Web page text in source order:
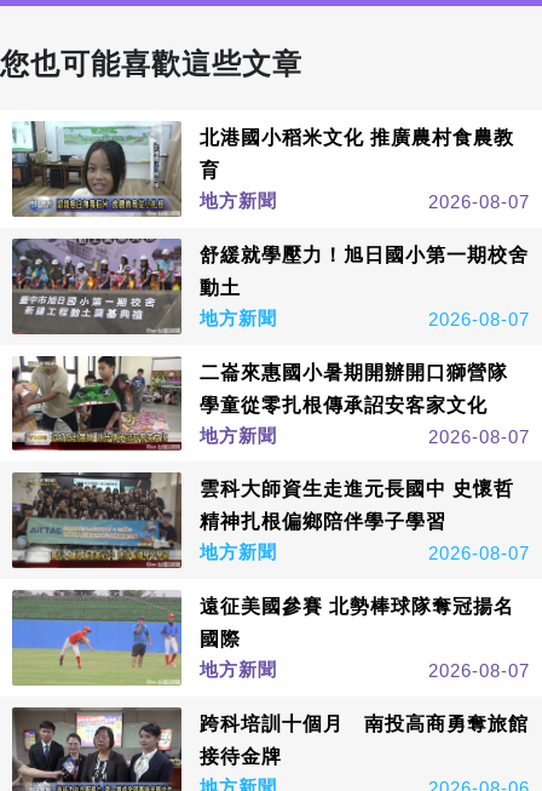
您也可能喜歡這些文章
北港國小稻米文化 推廣農村食農教
育
地方新聞
2026-08-07
舒緩就學壓力！旭日國小第一期校舍
動土
地方新聞
2026-08-07
二崙來惠國小暑期開辦開口獅營隊
學童從零扎根傳承詔安客家文化
地方新聞
2026-08-07
雲科大師資生走進元長國中 史懷哲
精神扎根偏鄉陪伴學子學習
地方新聞
2026-08-07
遠征美國參賽 北勢棒球隊奪冠揚名
國際
地方新聞
2026-08-07
跨科培訓十個月 南投高商勇奪旅館
接待金牌
地方新聞